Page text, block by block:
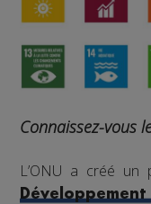
Connaissez-vous
L’ONU a créé